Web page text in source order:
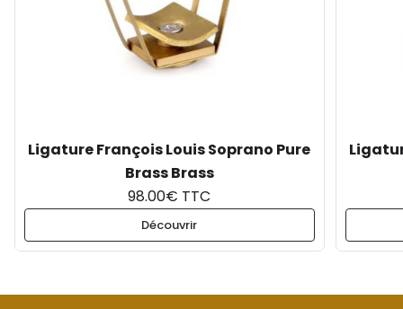
Ligature François Louis Soprano Pure
Brass Brass
98.00€ TTC
Découvrir